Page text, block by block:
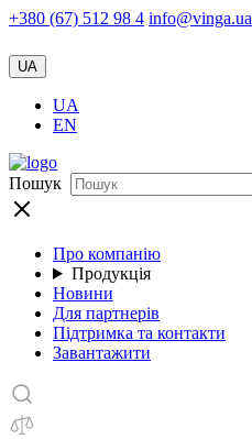
+380 (67) 512 98 4 info@vinga.ua
UA
UA
EN
Пошук
Про компанію
Продукція
Новини
Для партнерів
Підтримка та контакти
Завантажити